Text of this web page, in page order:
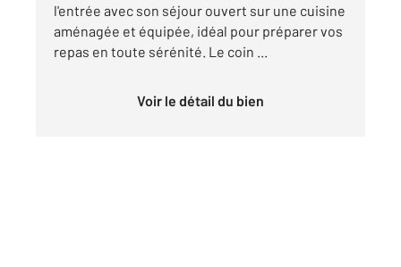
l'entrée avec son séjour ouvert sur une cuisine
aménagée et équipée, idéal pour préparer vos
repas en toute sérénité. Le coin ...
Voir le détail du bien